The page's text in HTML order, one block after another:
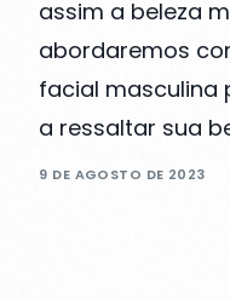
assim a beleza
abordaremos
facial masculina
a ressaltar sua
9 DE AGOSTO DE 2023